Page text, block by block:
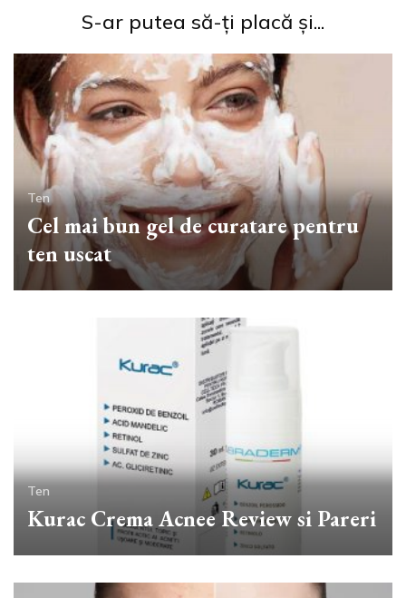
S-ar putea să-ți placă și...
Ten
Cel mai bun gel de curatare pentru
ten uscat
Ten
Kurac Crema Acnee Review si Pareri